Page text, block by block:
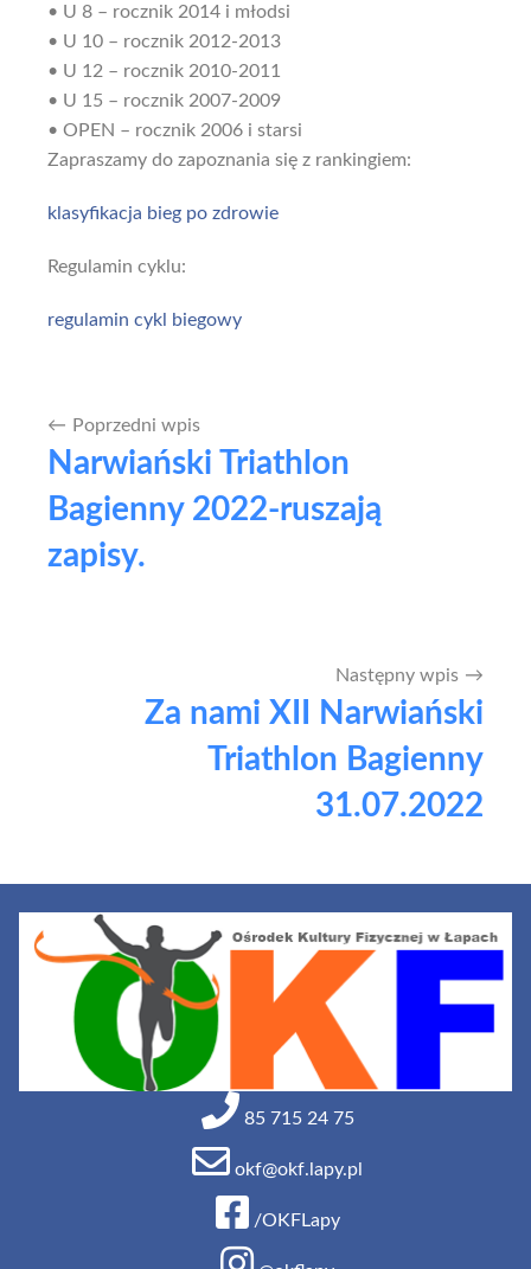
• U 8 – rocznik 2014 i młodsi
• U 10 – rocznik 2012-2013
• U 12 – rocznik 2010-2011
• U 15 – rocznik 2007-2009
• OPEN – rocznik 2006 i starsi
Zapraszamy do zapoznania się z rankingiem:
klasyfikacja bieg po zdrowie
Regulamin cyklu:
regulamin cykl biegowy
Nawigacja
wpisu
Poprzedni wpis
Narwiański Triathlon
Bagienny 2022-ruszają
zapisy.
Następny wpis
Za nami XII Narwiański
Triathlon Bagienny
31.07.2022
85 715 24 75
okf@okf.lapy.pl
/OKFLapy